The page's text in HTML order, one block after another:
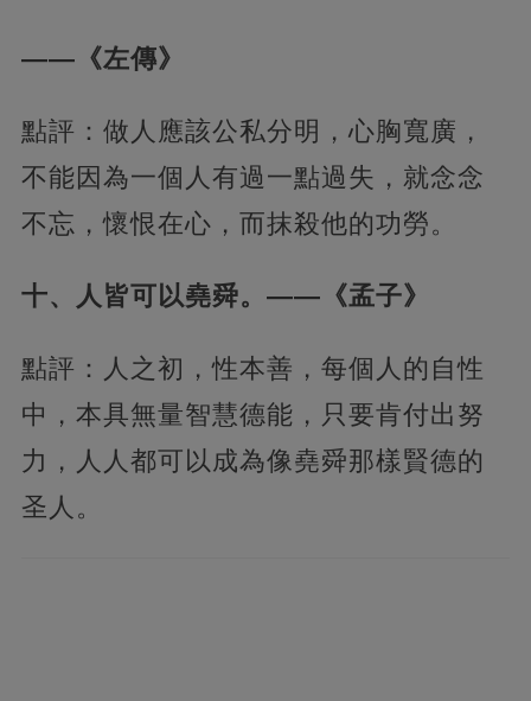
——《左傳》
點評：做人應該公私分明，心胸寬廣，
不能因為一個人有過一點過失，就念念
不忘，懷恨在心，而抹殺他的功勞。
十、人皆可以堯舜。——《孟子》
點評：人之初，性本善，每個人的自性
中，本具無量智慧德能，只要肯付出努
力，人人都可以成為像堯舜那樣賢德的
圣人。